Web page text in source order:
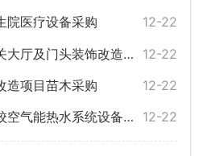
12-22
院医疗设备采购
12-22
厅及门头装饰改造工程
12-22
造项目苗木采购
12-22
热水系统设备采购与安装